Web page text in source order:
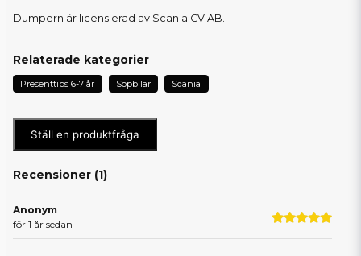
Dumpern är licensierad av Scania CV AB.
Relaterade kategorier
Presenttips 6-7 år Sopbilar Scania
Ställ en produktfråga
Recensioner (1)
Anonym
för 1 år sedan